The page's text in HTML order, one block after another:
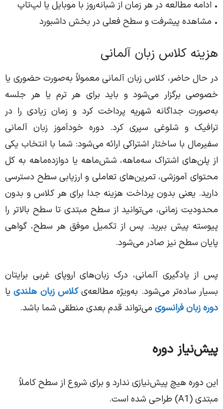
• ادامه مطالعه در هر زمان از شبانه‌روز با موبایل یا لپ‌تاپ
• مشاهده پیشرفت و سطح فعلی در بخش داشبورد
هزینه کلاس زبان آلمانی
در حال حاضر، کلاس زبان آلمانی معمولاً به‌صورت حضوری یا
خصوصی برگزار می‌شود و باید برای هر ترم یا هر جلسه
به‌صورت جداگانه شهریه پرداخت کرد و زمان زیادی را در
ترافیک و شلوغی سپری کرد. دوره خودآموز زبان آلمانی
سفیرمال با ساختار اشتراکی ارائه می‌شود: شما با انتخاب یکی
از پلن‌های اشتراک سه‌ماهه، شش‌ماهه یا دوازده‌ماهه به کل
محتوای آموزشی، تمرین‌های تعاملی و ارزیابی سطح دسترسی
دارید. یعنی بدون پرداخت هزینه جدا برای هر کلاس و بدون
محدودیت زمانی، می‌توانید از سطح مبتدی تا سطح بالاتر را
پیوسته پیش ببرید. پس از تکمیل موفق هر سطح، گواهی
پایان سطح نیز صادر می‌شود.
پس از یادگیری آلمانی، درک زبان‌های اروپای غربی برایتان
بسیار ساده‌تر می‌شود. به‌ویژه مطالعه‌یکلاس زبان هلندییا
دوره زبان فرانسوی می‌تواند قدم بعدی منطقی شما باشد.
پیش‌نیاز دوره
این دوره هیچ پیش‌نیازی ندارد و برای شروع از سطح کاملاً
مبتدی (A1) طراحی شده است.